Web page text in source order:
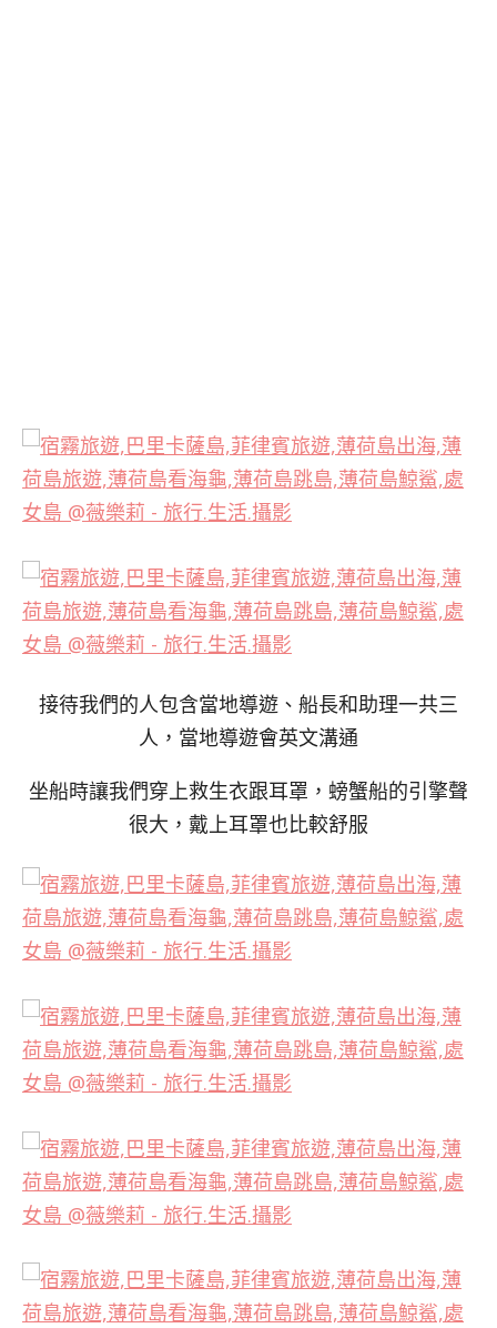
接待我們的人包含當地導遊、船長和助理一共三
人，當地導遊會英文溝通
坐船時讓我們穿上救生衣跟耳罩，螃蟹船的引擎聲
很大，戴上耳罩也比較舒服